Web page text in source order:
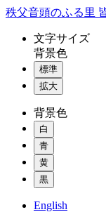
コ
秩父音頭のふる里
文字サイズ
背景色
標準
拡大
背景色
白
青
黄
黒
English